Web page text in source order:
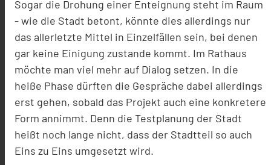
Sogar die Drohung einer Enteignung steht im Raum
- wie die Stadt betont, könnte dies allerdings nur
das allerletzte Mittel in Einzelfällen sein, bei denen
gar keine Einigung zustande kommt. Im Rathaus
möchte man viel mehr auf Dialog setzen. In die
heiße Phase dürften die Gespräche dabei allerdings
erst gehen, sobald das Projekt auch eine konkretere
Form annimmt. Denn die Testplanung der Stadt
heißt noch lange nicht, dass der Stadtteil so auch
Eins zu Eins umgesetzt wird.